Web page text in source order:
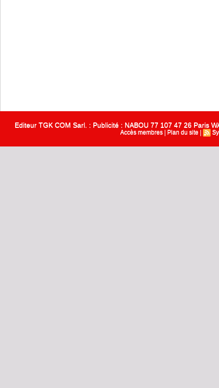
Editeur TGK COM Sarl. : Publicité : NABOU 77 107 47 26 Paris
Accès membres Plan du site